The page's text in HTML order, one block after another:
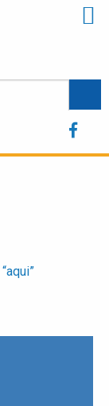
“aqui”